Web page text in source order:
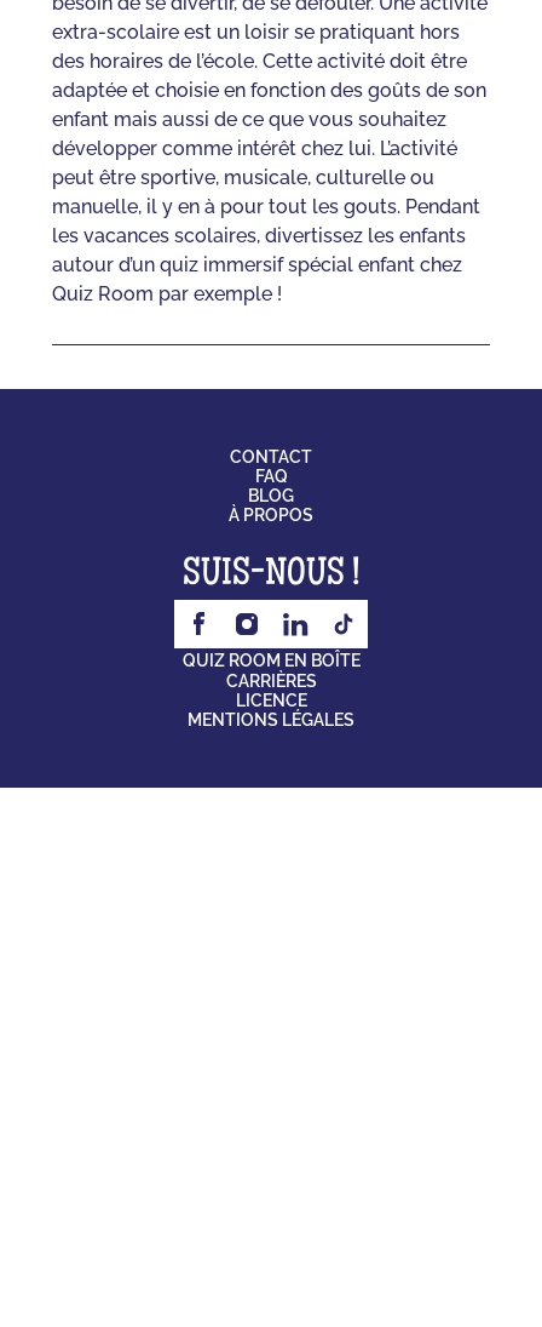
extra-scolaire est un loisir se pratiquant hors
des horaires de l’école. Cette activité doit être
adaptée et choisie en fonction des goûts de son
enfant mais aussi de ce que vous souhaitez
développer comme intérêt chez lui. L’activité
peut être sportive, musicale, culturelle ou
manuelle, il y en à pour tout les gouts. Pendant
les vacances scolaires, divertissez les enfants
autour d’un quiz immersif spécial enfant chez
Quiz Room par exemple !
CONTACT
FAQ
BLOG
À PROPOS
SUIS-NOUS !
QUIZ ROOM EN BOÎTE
CARRIÈRES
LICENCE
MENTIONS LÉGALES